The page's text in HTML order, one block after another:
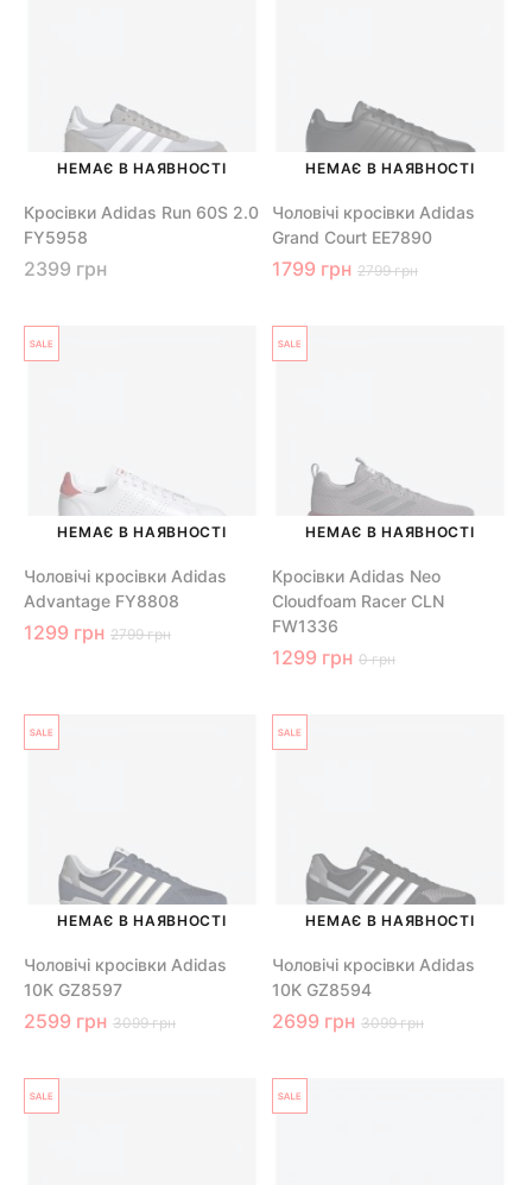
НЕМАЄ В НАЯВНОСТІ
Кросівки Adidas Run 60S 2.0
FY5958
2399 грн
НЕМАЄ В НАЯВНОСТІ
Чоловічі кросівки Adidas
Grand Court EE7890
1799 грн 2799 грн
НЕМАЄ В НАЯВНОСТІ
Чоловічі кросівки Adidas
Advantage FY8808
1299 грн 2799 грн
НЕМАЄ В НАЯВНОСТІ
Кросівки Adidas Neo
Cloudfoam Racer CLN
FW1336
1299 грн 0 грн
НЕМАЄ В НАЯВНОСТІ
Чоловічі кросівки Adidas
10K GZ8597
2599 грн 3099 грн
НЕМАЄ В НАЯВНОСТІ
Чоловічі кросівки Adidas
10K GZ8594
2699 грн 3099 грн